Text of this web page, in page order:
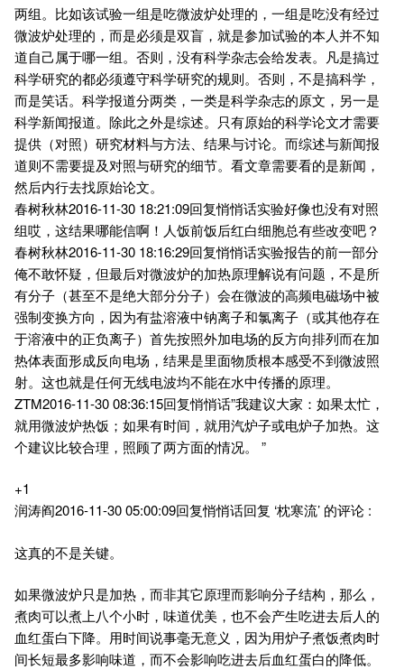
两组。比如该试验一组是吃微波炉处理的，一组是吃没有经过
微波炉处理的，而是必须是双盲，就是参加试验的本人并不知
道自己属于哪一组。否则，没有科学杂志会给发表。凡是搞过
科学研究的都必须遵守科学研究的规则。否则，不是搞科学，
而是笑话。科学报道分两类，一类是科学杂志的原文，另一是
科学新闻报道。除此之外是综述。只有原始的科学论文才需要
提供（对照）研究材料与方法、结果与讨论。而综述与新闻报
道则不需要提及对照与研究的细节。看文章需要看的是新闻，
然后内行去找原始论文。
春树秋林2016-11-30 18:21:09回复悄悄话实验好像也没有对照
组哎，这结果哪能信啊！人饭前饭后红白细胞总有些改变吧？
春树秋林2016-11-30 18:16:29回复悄悄话实验报告的前一部分
俺不敢怀疑，但最后对微波炉的加热原理解说有问题，不是所
有分子（甚至不是绝大部分分子）会在微波的高频电磁场中被
强制变换方向，因为有盐溶液中钠离子和氯离子（或其他存在
于溶液中的正负离子）首先按照外加电场的反方向排列而在加
热体表面形成反向电场，结果是里面物质根本感受不到微波照
射。这也就是任何无线电波均不能在水中传播的原理。
ZTM2016-11-30 08:36:15回复悄悄话”我建议大家：如果太忙，
就用微波炉热饭；如果有时间，就用汽炉子或电炉子加热。这
个建议比较合理，照顾了两方面的情况。 ”
+1
润涛阎2016-11-30 05:00:09回复悄悄话回复 ‘枕寒流’ 的评论 :
这真的不是关键。
如果微波炉只是加热，而非其它原理而影响分子结构，那么，
煮肉可以煮上八个小时，味道优美，也不会产生吃进去后人的
血红蛋白下降。用时间说事毫无意义，因为用炉子煮饭煮肉时
间长短最多影响味道，而不会影响吃进去后血红蛋白的降低。